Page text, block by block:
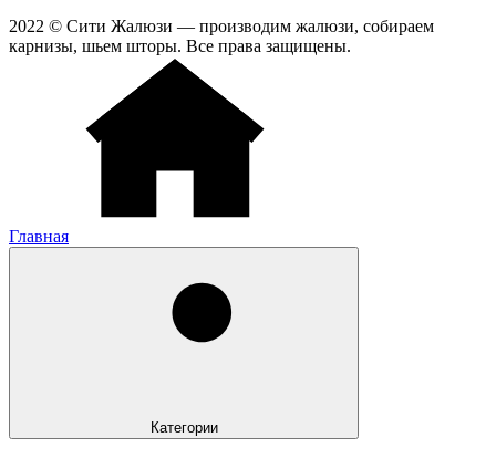
2022 © Сити Жалюзи — производим жалюзи, собираем
карнизы, шьем шторы. Все права защищены.
Главная
Категории